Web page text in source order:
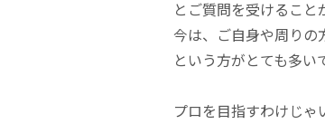
とご質問を受けること
今は、ご自身や周りの
という方がとても多い
プロを目指すわけじゃ